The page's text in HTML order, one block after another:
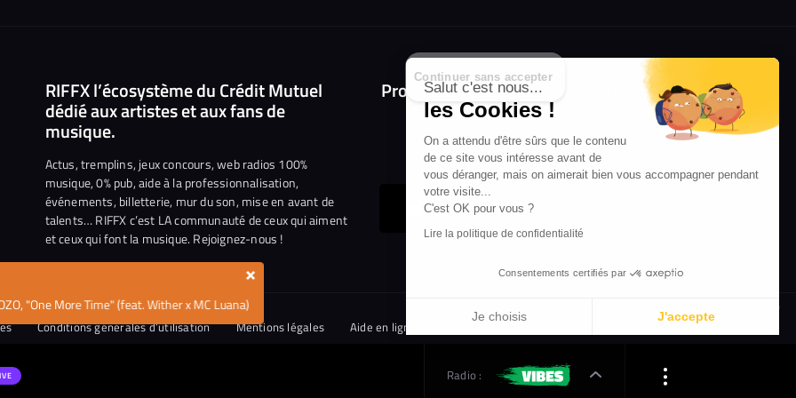
Salut c'est nous...
les Cookies !
On a attendu d'être sûrs que le contenu
de ce site vous intéresse avant de
vous déranger, mais on aimerait bien vous accompagner pendant
votre visite...
C'est OK pour vous ?
Lire la politique de confidentialité
Consentements certifiés par
Je choisis J'accepte
Notre plateforme vous permet d'adapter et de gérer vos
Radio :
RIFFX l’écosystème du Crédit Mutuel
dédié aux artistes et aux fans de
musique.
Actus, tremplins, jeux concours, web radios 100%
musique, 0% pub, aide à la professionnalisation,
événements, billetterie, mur du son, mise en avant de
talents… RIFFX c’est LA communauté de ceux qui aiment
et ceux qui font la musique. Rejoignez-nous !
Prolongez l'expérience avec l'application
RIFFX !
Disponible sur l'App Store et Google Play
Conditions générales d’utilisation Mentions légales Aide en ligne Crédit Mutuel
×
"One More Time" (feat. Wither x MC Luana)